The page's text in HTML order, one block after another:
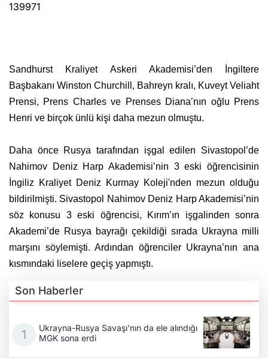
139971
Sandhurst Kraliyet Askeri Akademisi’den İngiltere
Başbakanı Winston Churchill, Bahreyn kralı, Kuveyt Veliaht
Prensi, Prens Charles ve Prenses Diana’nın oğlu Prens
Henri ve birçok ünlü kişi daha mezun olmuştu.
Daha önce Rusya tarafından işgal edilen Sivastopol’de
Nahimov Deniz Harp Akademisi’nin 3 eski öğrencisinin
İngiliz Kraliyet Deniz Kurmay Koleji'nden mezun olduğu
bildirilmişti. Sivastopol Nahimov Deniz Harp Akademisi’nin
söz konusu 3 eski öğrencisi, Kırım’ın işgalinden sonra
Akademi’de Rusya bayrağı çekildiği sırada Ukrayna milli
marşını söylemişti. Ardından öğrenciler Ukrayna’nın ana
kısmındaki liselere geçiş yapmıştı.
Son Haberler
Ukrayna-Rusya Savaşı'nın da ele alındığı
MGK sona erdi